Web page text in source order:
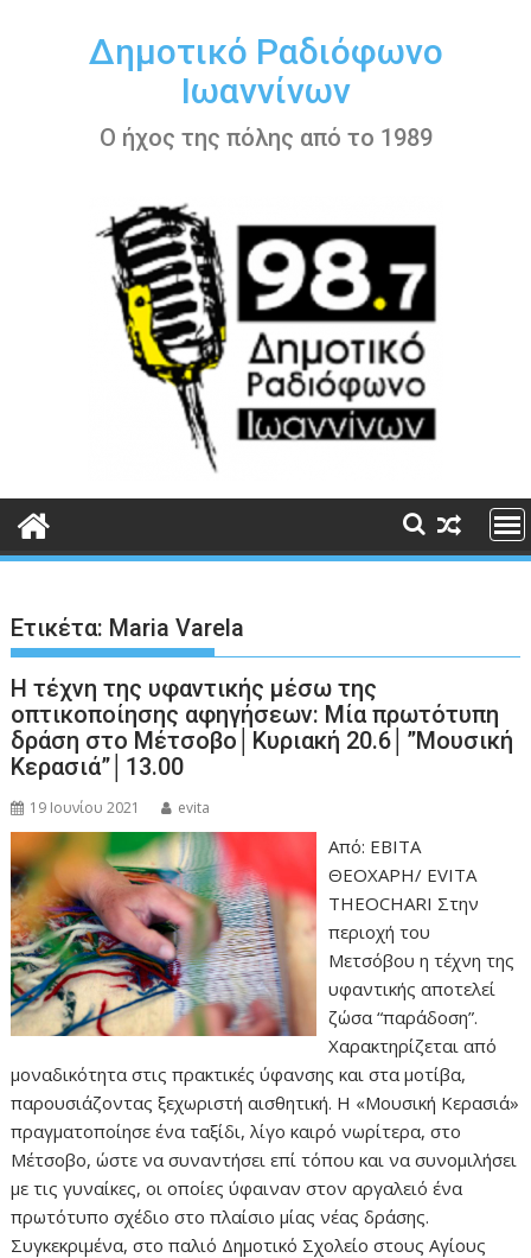
περιεχόμενοΔημοτικό Ραδιόφωνο
Ιωαννίνων
Ο ήχος της πόλης από το 1989
Ετικέτα: Maria Varela
Η τέχνη της υφαντικής μέσω της
οπτικοποίησης αφηγήσεων: Μία πρωτότυπη
δράση στο Μέτσοβο│Κυριακή 20.6│”Μουσική
Κερασιά”│13.00
19 Ιουνίου 2021 evita
Από: ΕΒΙΤΑ
ΘΕΟΧΑΡΗ/ EVITA
THEOCHARI Στην
περιοχή του
Μετσόβου η τέχνη της
υφαντικής αποτελεί
ζώσα “παράδοση”.
Χαρακτηρίζεται από
μοναδικότητα στις πρακτικές ύφανσης και στα μοτίβα,
παρουσιάζοντας ξεχωριστή αισθητική. Η «Μουσική Κερασιά»
πραγματοποίησε ένα ταξίδι, λίγο καιρό νωρίτερα, στο
Μέτσοβο, ώστε να συναντήσει επί τόπου και να συνομιλήσει
με τις γυναίκες, οι οποίες ύφαιναν στον αργαλειό ένα
πρωτότυπο σχέδιο στο πλαίσιο μίας νέας δράσης.
Συγκεκριμένα, στο παλιό Δημοτικό Σχολείο στους Αγίους